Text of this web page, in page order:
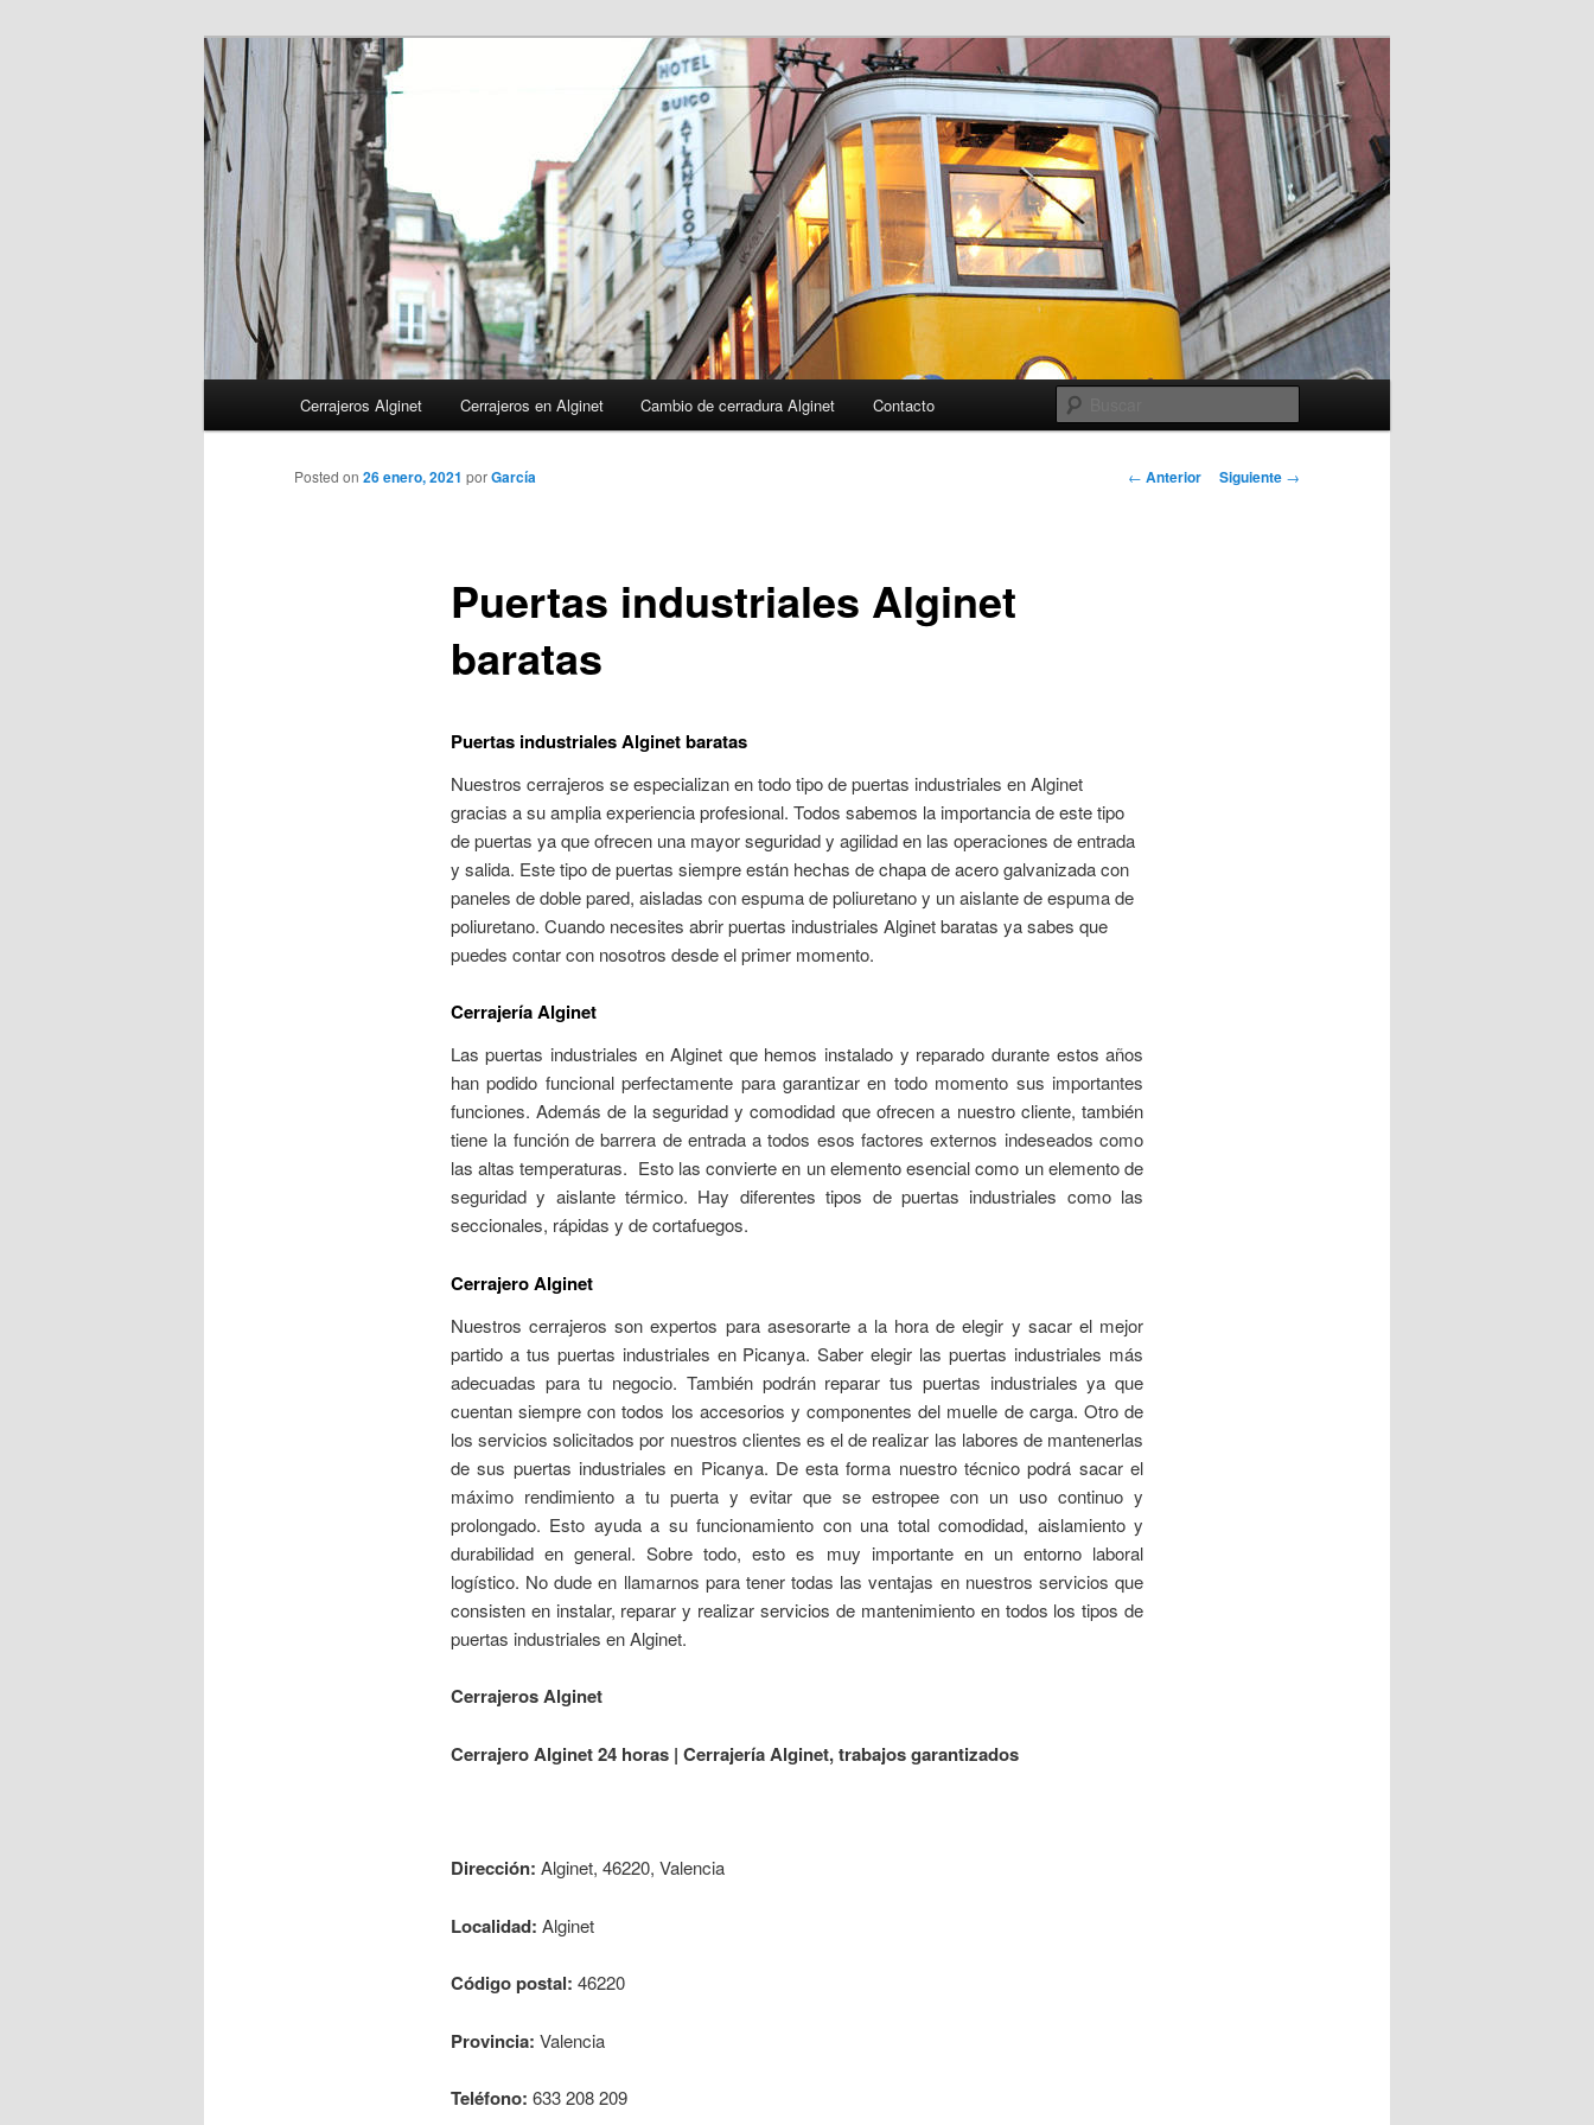
Cerrajeros Alginet Cerrajeros en Alginet Cambio de cerradura Alginet Contacto
Navegación
← Anterior Siguiente →
Puertas industriales Alginet
baratas
Posted on 26 enero, 2021 porGarcía
Puertas industriales Alginet baratas
Nuestros cerrajeros se especializan en todo tipo de puertas industriales en Alginet
gracias a su amplia experiencia profesional. Todos sabemos la importancia de este tipo
de puertas ya que ofrecen una mayor seguridad y agilidad en las operaciones de entrada
y salida. Este tipo de puertas siempre están hechas de chapa de acero galvanizada con
paneles de doble pared, aisladas con espuma de poliuretano y un aislante de espuma de
poliuretano. Cuando necesites abrir puertas industriales Alginet baratas ya sabes que
puedes contar con nosotros desde el primer momento.
Cerrajería Alginet
Las puertas industriales en Alginet que hemos instalado y reparado durante estos años
han podido funcional perfectamente para garantizar en todo momento sus importantes
funciones. Además de la seguridad y comodidad que ofrecen a nuestro cliente, también
tiene la función de barrera de entrada a todos esos factores externos indeseados como
las altas temperaturas. Esto las convierte en un elemento esencial como un elemento de
seguridad y aislante térmico. Hay diferentes tipos de puertas industriales como las
seccionales, rápidas y de cortafuegos.
Cerrajero Alginet
Nuestros cerrajeros son expertos para asesorarte a la hora de elegir y sacar el mejor
partido a tus puertas industriales en Picanya. Saber elegir las puertas industriales más
adecuadas para tu negocio. También podrán reparar tus puertas industriales ya que
cuentan siempre con todos los accesorios y componentes del muelle de carga. Otro de
los servicios solicitados por nuestros clientes es el de realizar las labores de mantenerlas
de sus puertas industriales en Picanya. De esta forma nuestro técnico podrá sacar el
máximo rendimiento a tu puerta y evitar que se estropee con un uso continuo y
prolongado. Esto ayuda a su funcionamiento con una total comodidad, aislamiento y
durabilidad en general. Sobre todo, esto es muy importante en un entorno laboral
logístico. No dude en llamarnos para tener todas las ventajas en nuestros servicios que
consisten en instalar, reparar y realizar servicios de mantenimiento en todos los tipos de
puertas industriales en Alginet.
Cerrajeros Alginet
Cerrajero Alginet 24 horas | Cerrajería Alginet, trabajos garantizados
Dirección: Alginet, 46220, Valencia
Localidad: Alginet
Código postal: 46220
Provincia: Valencia
Teléfono: 633 208 209